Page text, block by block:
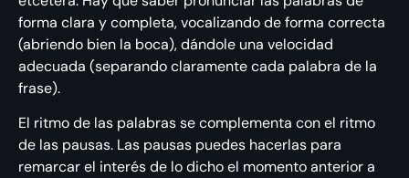
forma clara y completa, vocalizando de forma correcta
(abriendo bien la boca), dándole una velocidad
adecuada (separando claramente cada palabra de la
frase).
El ritmo de las palabras se complementa con el ritmo
de las pausas. Las pausas puedes hacerlas para
remarcar el interés de lo dicho el momento anterior a